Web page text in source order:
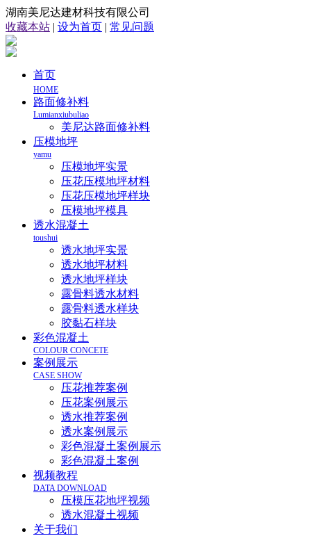
湖南美尼达建材科技有限公司
收藏本站 | 设为首页 | 常见问题
首页
HOME
路面修补料
Lumianxiubuliao
美尼达路面修补料
压模地坪
yamu
压模地坪实景
压花压模地坪材料
压花压模地坪样块
压模地坪模具
透水混凝土
toushui
透水地坪实景
透水地坪材料
透水地坪样块
露骨料透水材料
露骨料透水样块
胶黏石样块
彩色混凝土
COLOUR CONCETE
案例展示
CASE SHOW
压花推荐案例
压花案例展示
透水推荐案例
透水案例展示
彩色混凝土案例展示
彩色混凝土案例
视频教程
DATA DOWNLOAD
压模压花地坪视频
透水混凝土视频
关于我们